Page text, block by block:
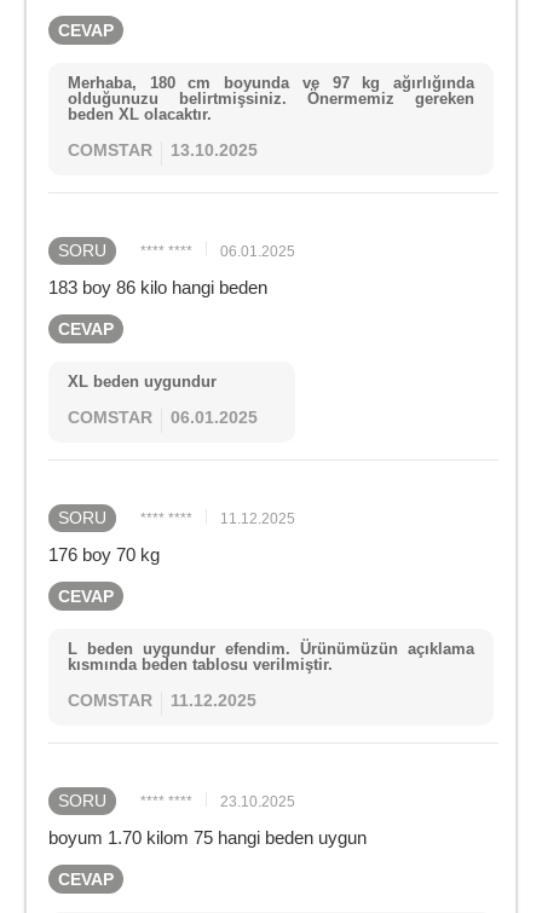
CEVAP
Merhaba, 180 cm boyunda ve 97 kg ağırlığında
olduğunuzu belirtmişsiniz. Önermemiz gereken
beden XL olacaktır.
COMSTAR 13.10.2025
SORU **** **** 06.01.2025
183 boy 86 kilo hangi beden
CEVAP
XL beden uygundur
COMSTAR 06.01.2025
SORU **** **** 11.12.2025
176 boy 70 kg
CEVAP
L beden uygundur efendim. Ürünümüzün açıklama
kısmında beden tablosu verilmiştir.
COMSTAR 11.12.2025
SORU **** **** 23.10.2025
boyum 1.70 kilom 75 hangi beden uygun
CEVAP